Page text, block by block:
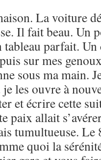
La voiture
Il fait beau. Un
parfait.
sur mes
sous ma main.
les ouvre à
et écrire cette
paix allait
tumultueuse. Le
quoi la